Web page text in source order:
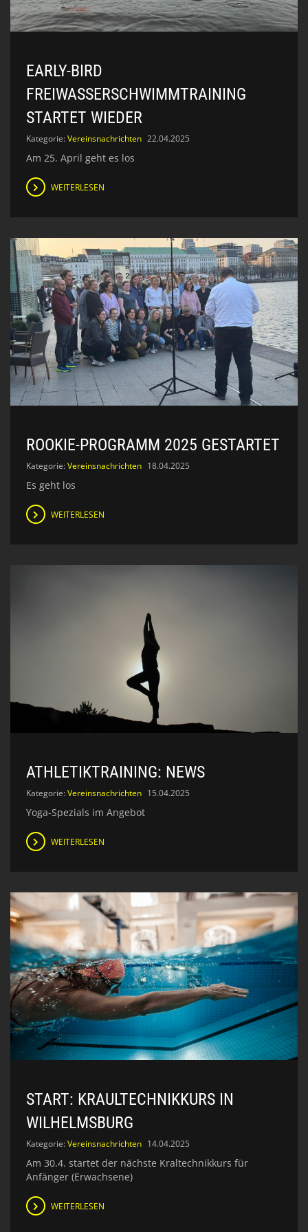
EARLY-BIRD
FREIWASSERSCHWIMMTRAINING
STARTET WIEDER
Kategorie:Vereinsnachrichten 22.04.2025
Am 25. April geht es los
WEITERLESEN
ROOKIE-PROGRAMM 2025 GESTARTET
Kategorie:Vereinsnachrichten 18.04.2025
Es geht los
WEITERLESEN
ATHLETIKTRAINING: NEWS
Kategorie:Vereinsnachrichten 15.04.2025
Yoga-Spezials im Angebot
WEITERLESEN
START: KRAULTECHNIKKURS IN
WILHELMSBURG
Kategorie:Vereinsnachrichten 14.04.2025
Am 30.4. startet der nächste Kraltechnikkurs für
Anfänger (Erwachsene)
WEITERLESEN